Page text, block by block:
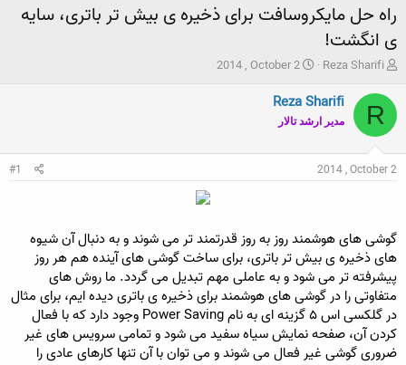
راه حل مایکروسافت برای ذخیره ی بیش تر باتری، سایه
ی انگشت!
ش
و
ع
ک
ن
د
ض
و
ع
Reza Sharifi
ت
ر
خ
2014 , October 2
R
Reza Sharifi
مدير ارشد تالار
2014 , October 2
#1
گوشی های هوشمند روز به روز قدرتمند تر می شوند و به دنبال آن شیوه
های ذخیره ی بیش تر باتری، برای ساخت گوشی های آینده هم هر روز
پیشرفته تر می شود و به عاملی مهم تبدیل می گردد. ما روش های
متفاوتی را در گوشی های هوشمند برای ذخیره ی باتری دیده ایم، برای مثال
در گلکسی اس ۵ گزینه ای به نام Power Saving وجود دارد که با فعال
کردن آن، صفحه نمایش سیاه سفید می شود و تمامی سرویس های غیر
ضروری گوشی غیر فعال می شوند و می توان با آن تنها کارهای عادی را